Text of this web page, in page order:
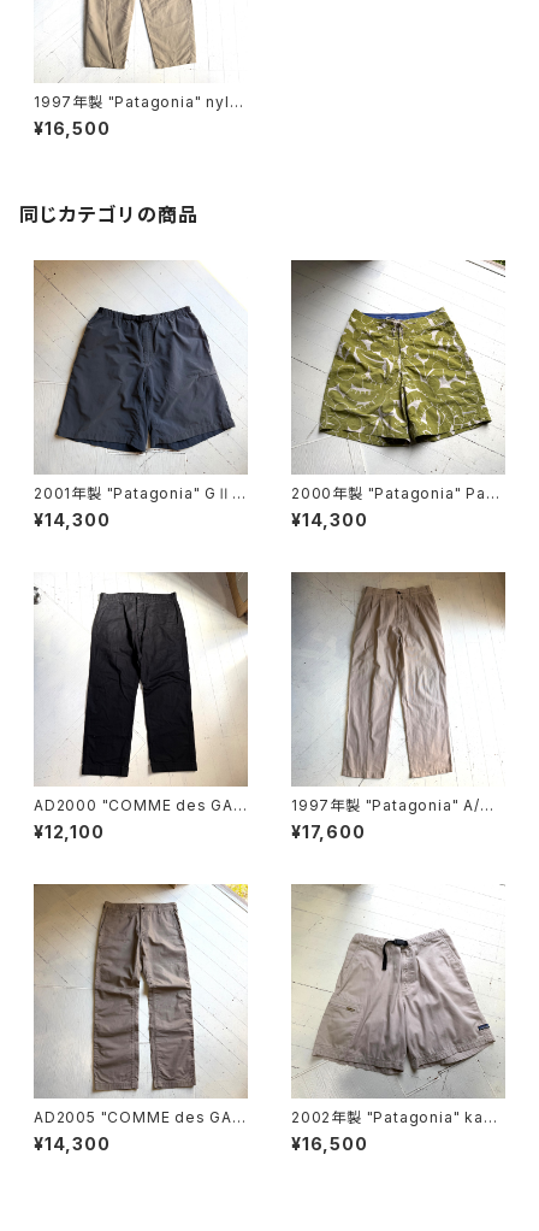
1997年製 "Patagonia" nylo
n pants
¥16,500
同じカテゴリの商品
2001年製 "Patagonia" GⅡ s
horts
¥14,300
2000年製 "Patagonia" Pata
loha shorts
¥14,300
AD2000 "COMME des GAR
ÇONS HOMME“ cotton pan
ts
¥12,100
1997年製 "Patagonia" A/C
pants
¥17,600
AD2005 "COMME des GAR
ÇONS HOMME“ cotton pan
ts
¥14,300
2002年製 "Patagonia" kang
ri shorts
¥16,500